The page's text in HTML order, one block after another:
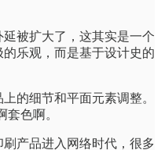
被扩大了，这其实是一个
乐观，而是基于设计史的
的细节和平面元素调整。
色啊。
产品进入网络时代，很多